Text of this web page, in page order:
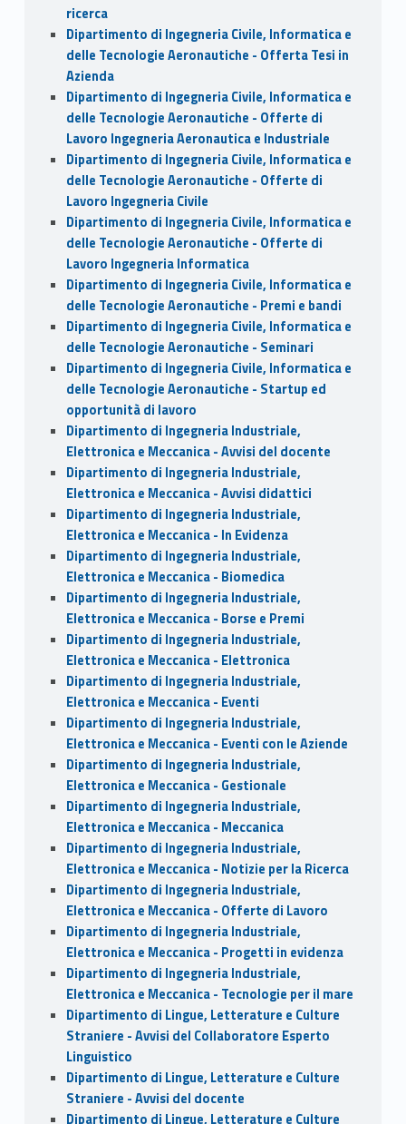
ricerca
Dipartimento di Ingegneria Civile, Informatica e
delle Tecnologie Aeronautiche - Offerta Tesi in
Azienda
Dipartimento di Ingegneria Civile, Informatica e
delle Tecnologie Aeronautiche - Offerte di
Lavoro Ingegneria Aeronautica e Industriale
Dipartimento di Ingegneria Civile, Informatica e
delle Tecnologie Aeronautiche - Offerte di
Lavoro Ingegneria Civile
Dipartimento di Ingegneria Civile, Informatica e
delle Tecnologie Aeronautiche - Offerte di
Lavoro Ingegneria Informatica
Dipartimento di Ingegneria Civile, Informatica e
delle Tecnologie Aeronautiche - Premi e bandi
Dipartimento di Ingegneria Civile, Informatica e
delle Tecnologie Aeronautiche - Seminari
Dipartimento di Ingegneria Civile, Informatica e
delle Tecnologie Aeronautiche - Startup ed
opportunità di lavoro
Dipartimento di Ingegneria Industriale,
Elettronica e Meccanica - Avvisi del docente
Dipartimento di Ingegneria Industriale,
Elettronica e Meccanica - Avvisi didattici
Dipartimento di Ingegneria Industriale,
Elettronica e Meccanica - In Evidenza
Dipartimento di Ingegneria Industriale,
Elettronica e Meccanica - Biomedica
Dipartimento di Ingegneria Industriale,
Elettronica e Meccanica - Borse e Premi
Dipartimento di Ingegneria Industriale,
Elettronica e Meccanica - Elettronica
Dipartimento di Ingegneria Industriale,
Elettronica e Meccanica - Eventi
Dipartimento di Ingegneria Industriale,
Elettronica e Meccanica - Eventi con le Aziende
Dipartimento di Ingegneria Industriale,
Elettronica e Meccanica - Gestionale
Dipartimento di Ingegneria Industriale,
Elettronica e Meccanica - Meccanica
Dipartimento di Ingegneria Industriale,
Elettronica e Meccanica - Notizie per la Ricerca
Dipartimento di Ingegneria Industriale,
Elettronica e Meccanica - Offerte di Lavoro
Dipartimento di Ingegneria Industriale,
Elettronica e Meccanica - Progetti in evidenza
Dipartimento di Ingegneria Industriale,
Elettronica e Meccanica - Tecnologie per il mare
Dipartimento di Lingue, Letterature e Culture
Straniere - Avvisi del Collaboratore Esperto
Linguistico
Dipartimento di Lingue, Letterature e Culture
Straniere - Avvisi del docente
Dipartimento di Lingue, Letterature e Culture